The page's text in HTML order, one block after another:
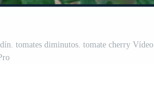
tomates diminutos. tomate cherry Vídeo